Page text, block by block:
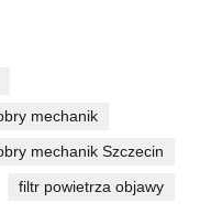
mechanik
mechanik Szczecin
filtr powietrza objawy